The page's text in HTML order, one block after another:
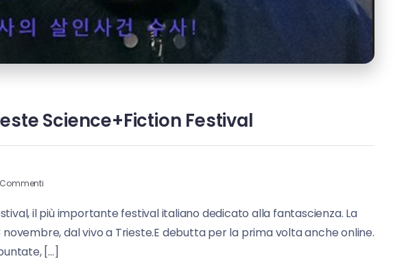
Science+Fiction Festival
il più importante festival italiano dedicato alla fantascienza. La
dal vivo a Trieste.E debutta per la prima volta anche online.
[…]